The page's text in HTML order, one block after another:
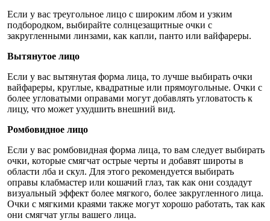
Если у вас треугольное лицо с широким лбом и узким
подбородком, выбирайте солнцезащитные очки с
закругленными линзами, как капли, панто или вайфареры.
Вытянутое лицо
Если у вас вытянутая форма лица, то лучше выбирать очки
вайфареры, круглые, квадратные или прямоугольные. Очки с
более угловатыми оправами могут добавлять угловатость к
лицу, что может ухудшить внешний вид.
Ромбовидное лицо
Если у вас ромбовидная форма лица, то вам следует выбирать
очки, которые смягчат острые черты и добавят широты в
области лба и скул. Для этого рекомендуется выбирать
оправы клабмастер или кошачий глаз, так как они создадут
визуальный эффект более мягкого, более закругленного лица.
Очки с мягкими краями также могут хорошо работать, так как
они смягчат углы вашего лица.